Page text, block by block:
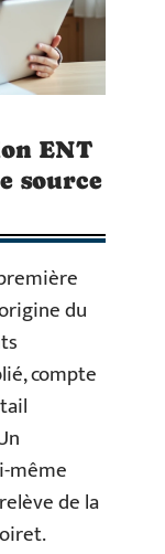
ENT
source
du
compte
même
de la